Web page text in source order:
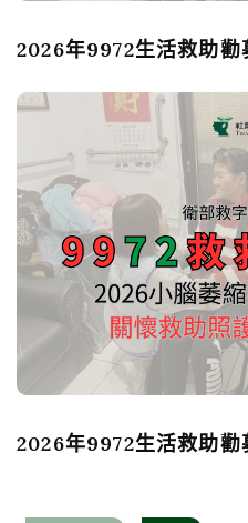
2026年9972生活救助勸
2026年9972生活救助勸